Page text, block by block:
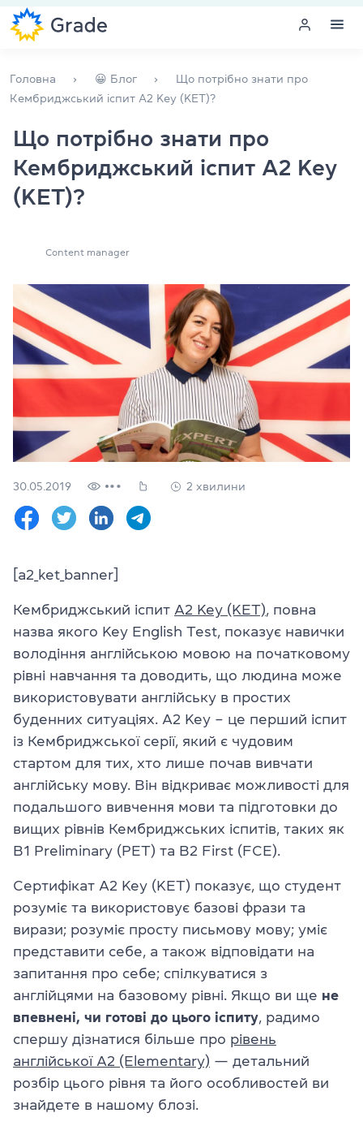
Навчання для викладачів
Англійська для компаній
Більше про нас
рівень
Залишити заявку
Мова сайту RU
(063) 580 11 00
м. Київ, метро Золоті Ворота, вул. Ярославів Вал, 13/2-б,
Дивитись на Google Maps
Головна 😀 Блог
Що потрібно знати про
Кембриджський іспит A2 Key (KET)?
Що потрібно знати про
Кембриджський іспит A2 Key
(KET)?
Content manager
30.05.2019 2 хвилини
[a2_ket_banner]
Кембриджський іспит A2 Key (KET) , повна
назва якого Key English Test, показує навички
володіння англійською мовою на початковому
рівні навчання та доводить, що людина може
використовувати англійську в простих
буденних ситуаціях. A2 Key – це перший іспит
із Кембриджської серії, який є чудовим
стартом для тих, хто лише почав вивчати
англійську мову. Він відкриває можливості для
подальшого вивчення мови та підготовки до
вищих рівнів Кембриджських іспитів, таких як
B1 Preliminary (PET) та B2 First (FCE).
Сертифікат A2 Key (KET) показує, що студент
розуміє та використовує базові фрази та
вирази; розуміє просту письмову мову; уміє
представити себе, а також відповідати на
запитання про себе; спілкуватися з
англійцями на базовому рівні. Якщо ви ще не
впевнені, чи готові до цього іспиту , радимо
спершу дізнатися більше про рівень
англійської A2 (Elementary) — детальний
розбір цього рівня та його особливостей ви
знайдете в нашому блозі.